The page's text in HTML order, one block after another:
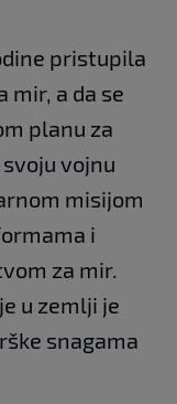
pristupila
mir, a da se
planu za
svoju vojnu
misijom
i
za mir.
u zemlji je
snagama